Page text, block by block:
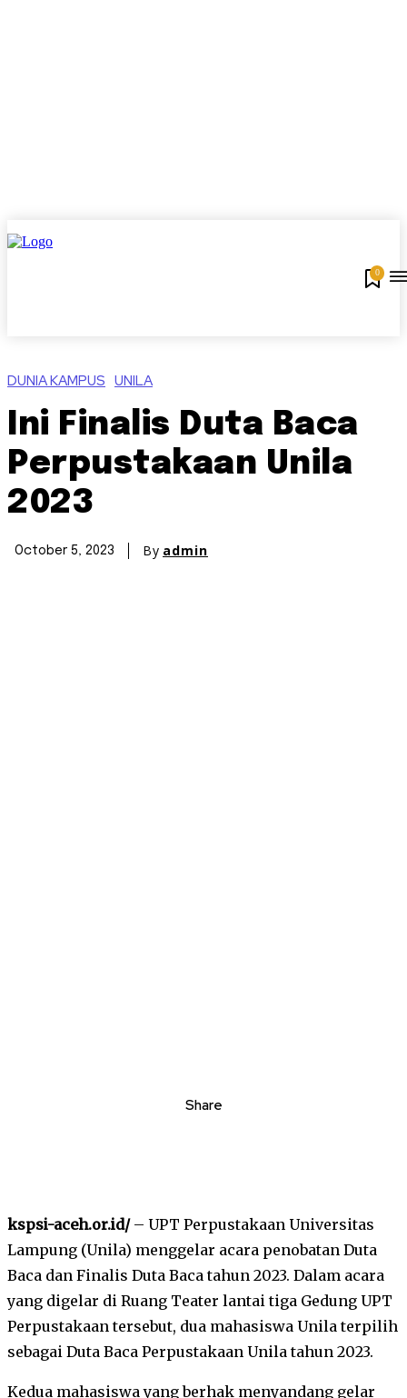
0
DUNIA KAMPUS UNILA
Ini Finalis Duta Baca
Perpustakaan Unila
2023
October 5, 2023 By admin
Share
kspsi-aceh.or.id/– UPT Perpustakaan Universitas
Lampung (Unila) menggelar acara penobatan Duta
Baca dan Finalis Duta Baca tahun 2023. Dalam acara
yang digelar di Ruang Teater lantai tiga Gedung UPT
Perpustakaan tersebut, dua mahasiswa Unila terpilih
sebagai Duta Baca Perpustakaan Unila tahun 2023.
Kedua mahasiswa yang berhak menyandang gelar